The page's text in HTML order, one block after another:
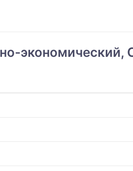
экономический,